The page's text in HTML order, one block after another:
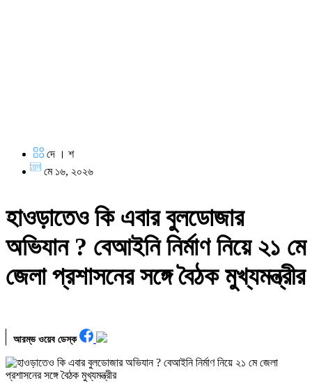
দে । শ
মে ১৬, ২০২৬
হাওড়াতেও কি এবার বুলডোজার
অভিযান ? বেআইনি নির্মাণ নিয়ে ২১ মে
জেলা প্রশাসনের সঙ্গে বৈঠক মুখ্যমন্ত্রীর
আরম্ভ ওয়েব ডেস্ক